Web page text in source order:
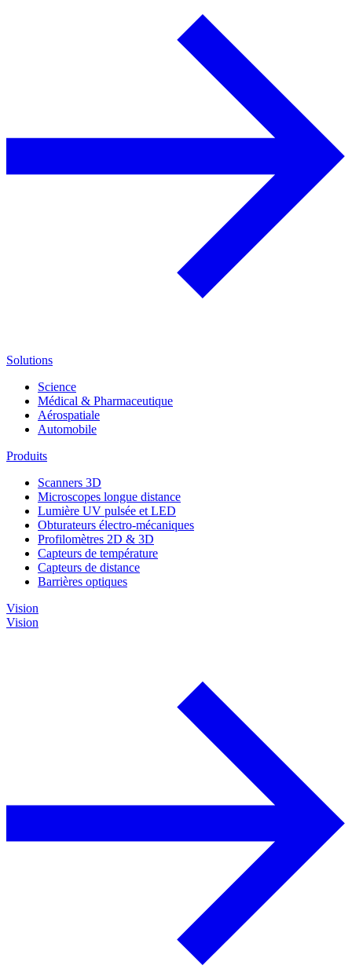
Solutions
Science
Médical & Pharmaceutique
Aérospatiale
Automobile
Produits
Scanners 3D
Microscopes longue distance
Lumière UV pulsée et LED
Obturateurs électro-mécaniques
Profilomètres 2D & 3D
Capteurs de température
Capteurs de distance
Barrières optiques
Vision
Vision